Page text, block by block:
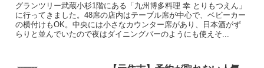
グランツリー武蔵小杉1階にある「九州博多料理 幸 とりもつえん」
に行ってきました。48席の店内はテーブル席が中心で、ベビーカー
の横付けもOK。中央には小さなカウンター席があり、日本酒がず
らりと並んでいたので夜はダイニングバーのようにも使えそ...